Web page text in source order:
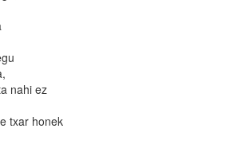
nahi ez
txar honek